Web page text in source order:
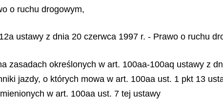
o ruchu drogowym,
ustawy z dnia 20 czerwca 1997 r. - Prawo o ruchu
zasadach określonych w art. 100aa-100aq ustawy z
jazdy, o których mowa w art. 100aa ust. 1 pkt 13
w art. 100aa ust. 7 tej ustawy